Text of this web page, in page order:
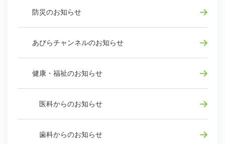
防災のお知らせ
あびらチャンネルのお知らせ
健康・福祉のお知らせ
医科からのお知らせ
歯科からのお知らせ